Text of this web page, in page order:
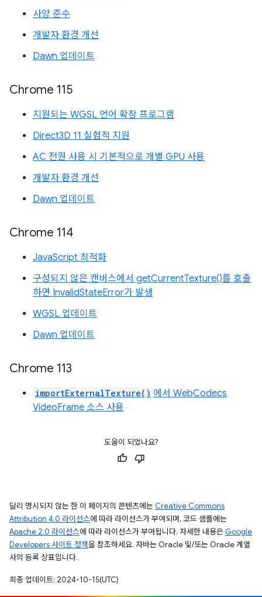
사양 준수
개발자 환경 개선
Dawn 업데이트
Chrome 115
지원되는 WGSL 언어 확장 프로그램
Direct3D 11 실험적 지원
AC 전원 사용 시 기본적으로 개별 GPU 사용
개발자 환경 개선
Dawn 업데이트
Chrome 114
JavaScript 최적화
구성되지 않은 캔버스에서 getCurrentTexture()를 호출
하면 InvalidStateError가 발생
WGSL 업데이트
Dawn 업데이트
Chrome 113
importExternalTexture() 에서 WebCodecs
VideoFrame 소스 사용
도움이 되었나요?
달리 명시되지 않는 한 이 페이지의 콘텐츠에는 Creative Commons
Attribution 4.0 라이선스에 따라 라이선스가 부여되며, 코드 샘플에는
Apache 2.0 라이선스에 따라 라이선스가 부여됩니다. 자세한 내용은 Google
Developers 사이트 정책을 참조하세요. 자바는 Oracle 및/또는 Oracle 계열
사의 등록 상표입니다.
최종 업데이트: 2024-10-15(UTC)